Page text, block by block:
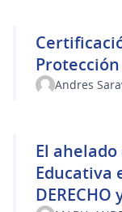
Andres
El ahelado
Educativa en personas con TEA - Un
DERECHO y DESAFIO que TENEMOS